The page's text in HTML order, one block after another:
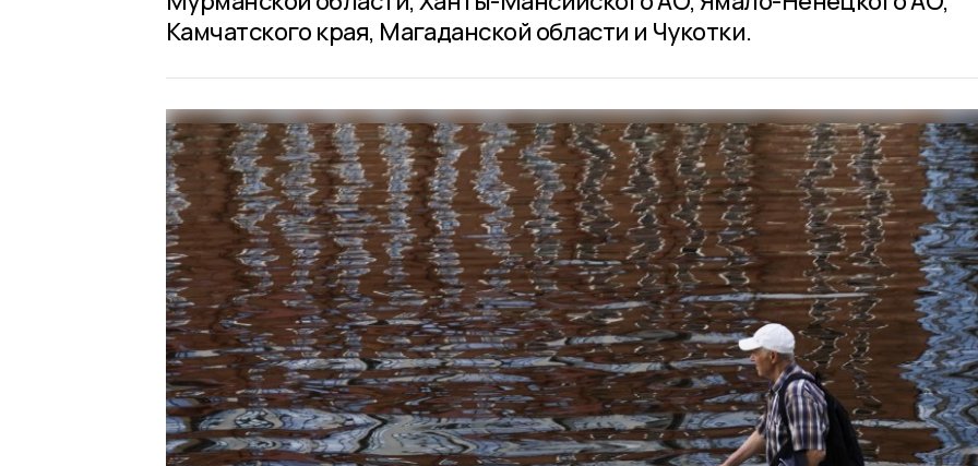
Камчатского края, Магаданской области и Чукотки.